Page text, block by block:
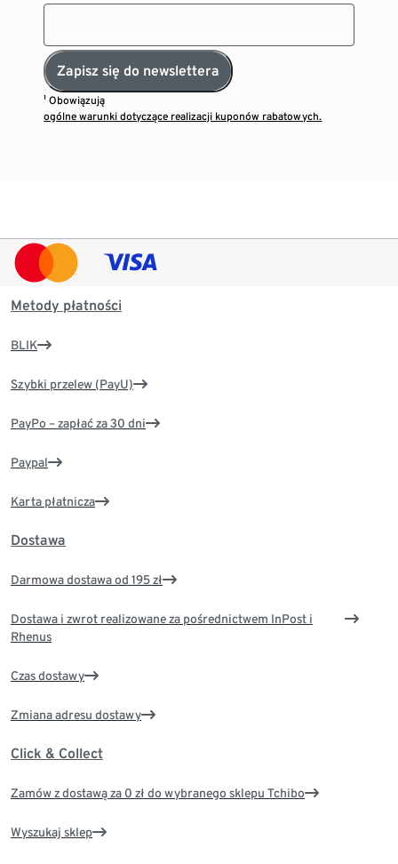
Zapisz się do newslettera
¹ Obowiązują
ogólne warunki dotyczące realizacji kuponów rabatowych.
Metody płatności
BLIK
Szybki przelew (PayU)
PayPo – zapłać za 30 dni
Paypal
Karta płatnicza
Dostawa
Darmowa dostawa od 195 zł
Dostawa i zwrot realizowane za pośrednictwem InPost i
Rhenus
Czas dostawy
Zmiana adresu dostawy
Click & Collect
Zamów z dostawą za 0 zł do wybranego sklepu Tchibo
Wyszukaj sklep